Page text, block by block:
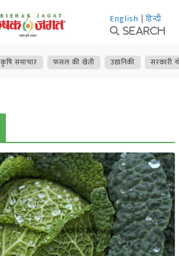
English | हिन्दी
Search
कृषि समाचार फसल की खेती उद्यानिकी सरकारी